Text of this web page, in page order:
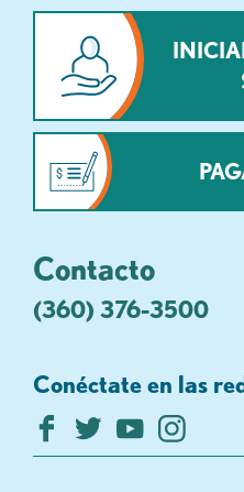
Contacto
(360) 376-3500
Conéctate en las